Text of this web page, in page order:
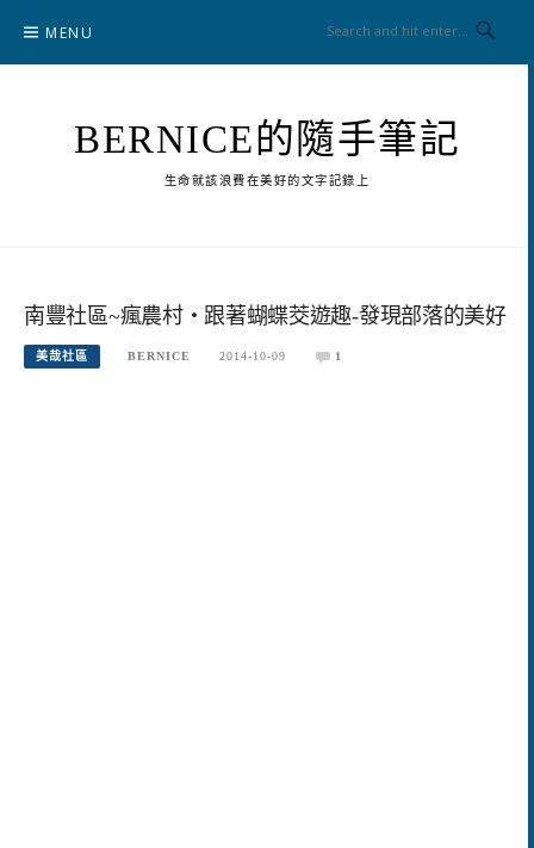
content
MENU
BERNICE的隨手筆記
生命就該浪費在美好的文字記錄上
南豐社區~瘋農村‧跟著蝴蝶茭遊趣-發現部落的美好
美哉社區 BERNICE 2014-10-09 1